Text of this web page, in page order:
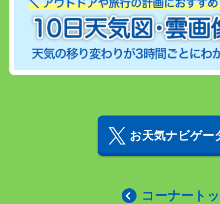
お天気ナビゲー
コーナート